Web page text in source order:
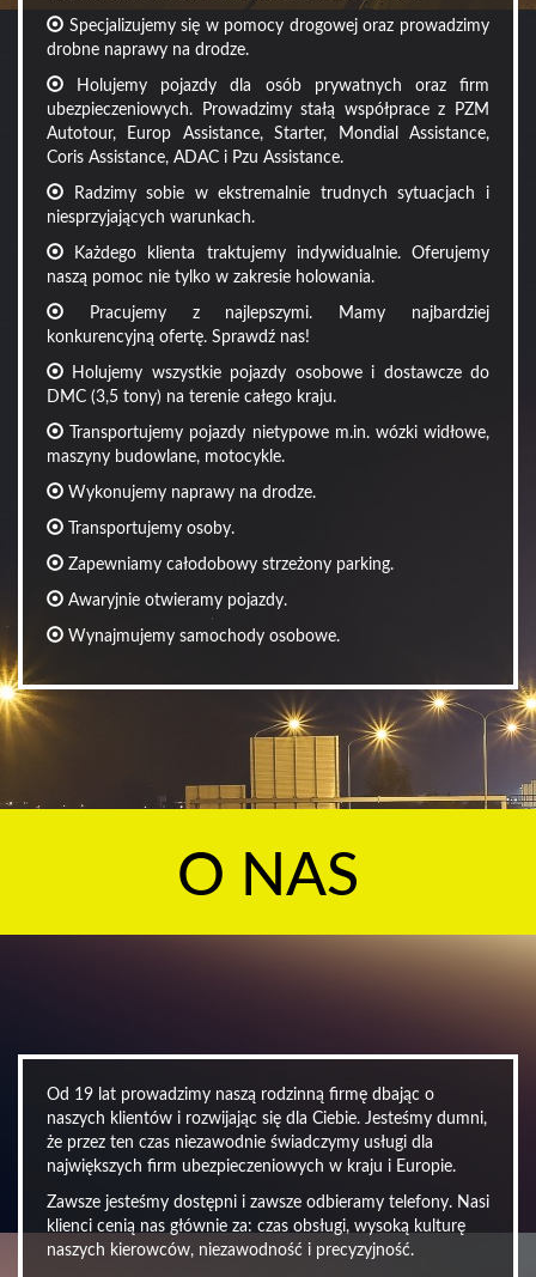
Specjalizujemy się w pomocy drogowej oraz prowadzimy
drobne naprawy na drodze.
Holujemy pojazdy dla osób prywatnych oraz firm
ubezpieczeniowych. Prowadzimy stałą współprace z PZM
Autotour, Europ Assistance, Starter, Mondial Assistance,
Coris Assistance, ADAC i Pzu Assistance.
Radzimy sobie w ekstremalnie trudnych sytuacjach i
niesprzyjających warunkach.
Każdego klienta traktujemy indywidualnie. Oferujemy
naszą pomoc nie tylko w zakresie holowania.
Pracujemy z najlepszymi. Mamy najbardziej
konkurencyjną ofertę. Sprawdź nas!
Holujemy wszystkie pojazdy osobowe i dostawcze do
DMC (3,5 tony) na terenie całego kraju.
Transportujemy pojazdy nietypowe m.in. wózki widłowe,
maszyny budowlane, motocykle.
Wykonujemy naprawy na drodze.
Transportujemy osoby.
Zapewniamy całodobowy strzeżony parking.
Awaryjnie otwieramy pojazdy.
Wynajmujemy samochody osobowe.
O NAS
Od 19 lat prowadzimy naszą rodzinną firmę dbając o
naszych klientów i rozwijając się dla Ciebie. Jesteśmy dumni,
że przez ten czas niezawodnie świadczymy usługi dla
największych firm ubezpieczeniowych w kraju i Europie.
Zawsze jesteśmy dostępni i zawsze odbieramy telefony. Nasi
klienci cenią nas głównie za: czas obsługi, wysoką kulturę
naszych kierowców, niezawodność i precyzyjność.